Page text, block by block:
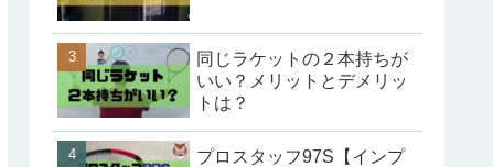
同じラケットの２本持ちが
いい？メリットとデメリッ
トは？
プロスタッフ97S【インプ